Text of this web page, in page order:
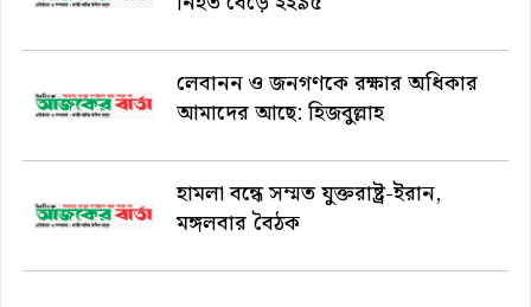
লেবানন ও জনগণকে রক্ষার অধিকার
আমাদের আছে: হিজবুল্লাহ
হামলা বন্ধে সম্মত যুক্তরাষ্ট্র-ইরান,
মঙ্গলবার বৈঠক